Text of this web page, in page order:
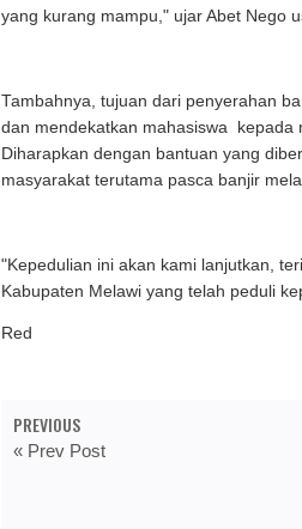
yang kurang mampu," ujar Abet Nego
Tambahnya, tujuan dari penyerahan
dan mendekatkan mahasiswa kepada
Diharapkan dengan bantuan yang
masyarakat terutama pasca banjir
"Kepedulian ini akan kami lanjutkan,
Kabupaten Melawi yang telah peduli
Red
PREVIOUS
« Prev Post